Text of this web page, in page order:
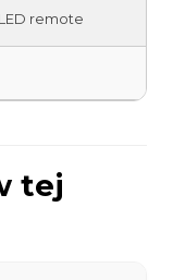
remote
tej